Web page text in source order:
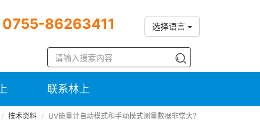
0755-86263411 选择语言
联系林上
技术资料 UV能量计自动模式和手动模式测量数据非常大？